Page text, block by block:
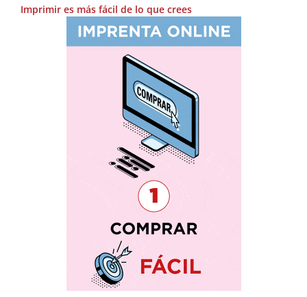
Imprimir es más fácil de lo que crees